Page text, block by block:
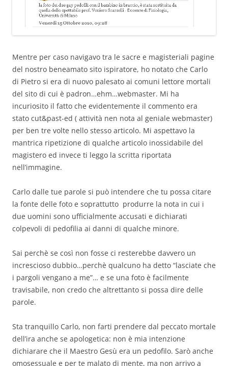
Mentre per caso navigavo tra le sacre e magisteriali pagine
del nostro beneamato sito ispiratore, ho notato che Carlo
di Pietro si era di nuovo palesato ai comuni lettore mortali
del sito di cui è padron…ehm…webmaster. Mi ha
incuriosito il fatto che evidentemente il commento era
stato cut&past-ed ( attività nen nota al geniale webmaster)
per ben tre volte nello stesso articolo. Mi aspettavo la
mantrica ripetizione di qualche articolo inossidabile del
magistero ed invece ti leggo la scritta riportata
nell’immagine.
Carlo dalle tue parole si può intendere che tu possa citare
la fonte delle foto e soprattutto produrre la nota in cui i
due uomini sono ufficialmente accusati e dichiarati
colpevoli di pedofilia ai danni di qualche minore.
Sai perchè se così non fosse ci resterebbe davvero un
increscioso dubbio…perchè qualcuno ha detto “lasciate che
i pargoli vengano a me”… e se una foto è facilmente
travisabile, non credo che altrettanto si possa dire delle
parole.
Sta tranquillo Carlo, non farti prendere dal peccato mortale
dell’ira anche se apologetica: non è mia intenzione
dichiarare che il Maestro Gesù era un pedofilo. Sarò anche
omosessuale e per te malato di mente, ma non arrivo a